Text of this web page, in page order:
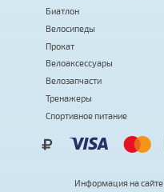
Биатлон
Велосипеды
Прокат
Велоаксессуары
Велозапчасти
Тренажеры
Спортивное питание
Информация на сайте